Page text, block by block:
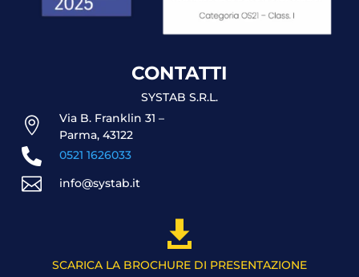
CONTATTI
SYSTAB S.R.L.

Via B. Franklin 31 –
Parma, 43122
 0521 1626033
 info@systab.it

SCARICA LA BROCHURE DI PRESENTAZIONE